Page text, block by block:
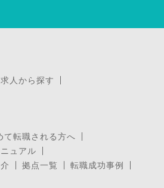
人から探す
て転職される方へ
ュアル
拠点一覧
転職成功事例